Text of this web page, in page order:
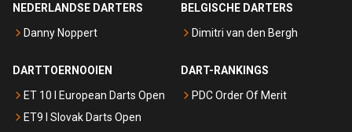
NEDERLANDSE DARTERS
Danny Noppert
BELGISCHE DARTERS
Dimitri van den Bergh
DARTTOERNOOIEN
ET 10 I European Darts Open
ET9 I Slovak Darts Open
DART-RANKINGS
PDC Order Of Merit